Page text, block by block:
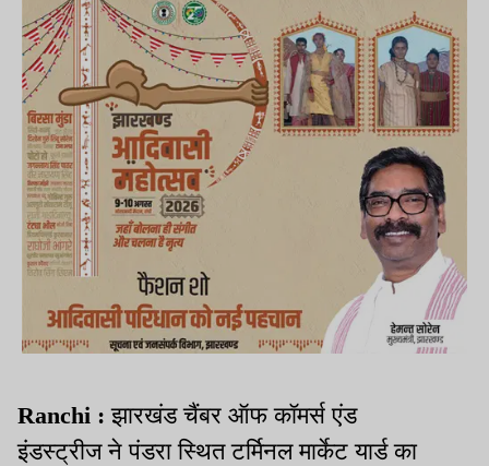
Ranchi : झारखंड चैंबर ऑफ कॉमर्स एंड
इंडस्ट्रीज ने पंडरा स्थित टर्मिनल मार्केट यार्ड का